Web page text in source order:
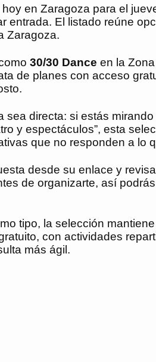
en Zaragoza para el
entrada. El listado reúne
Zaragoza.
30/30 Dance en la
de planes con acceso
directa: si estás
y espectáculos”, esta
que no responden a lo
desde su enlace y
de organizarte, así
tipo, la selección
con actividades
más ágil.